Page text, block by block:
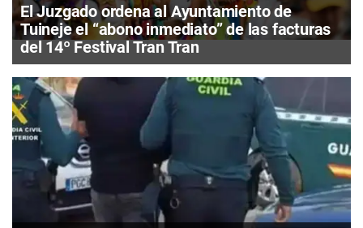
El Juzgado ordena al Ayuntamiento de
Tuineje el “abono inmediato” de las facturas
del 14º Festival Tran Tran